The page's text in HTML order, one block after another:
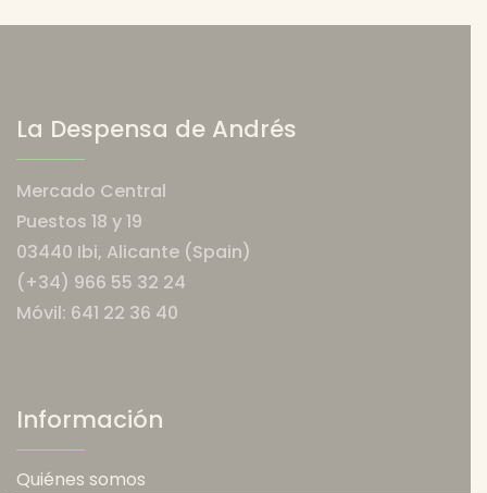
La Despensa de Andrés
Mercado Central
Puestos 18 y 19
03440 Ibi, Alicante (Spain)
(+34) 966 55 32 24
Móvil: 641 22 36 40
Información
Quiénes somos